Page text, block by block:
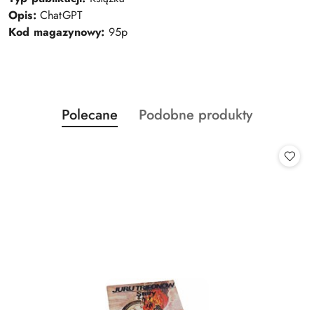
Opis: ChatGPT
Kod magazynowy: 95p
Pomiń karuzelę produktów
Produkty
o
Polecane
Produkty
Podobne produkty